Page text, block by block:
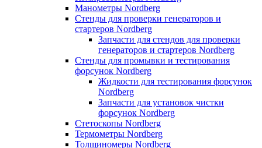
Манометры Nordberg
Стенды для проверки генераторов и
стартеров Nordberg
Запчасти для стендов для проверки
генераторов и стартеров Nordberg
Стенды для промывки и тестирования
форсунок Nordberg
Жидкости для тестирования форсунок
Nordberg
Запчасти для установок чистки
форсунок Nordberg
Стетоскопы Nordberg
Термометры Nordberg
Толщиномеры Nordberg